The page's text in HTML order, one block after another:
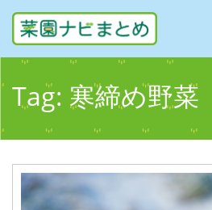
Tag: 寒締め野菜